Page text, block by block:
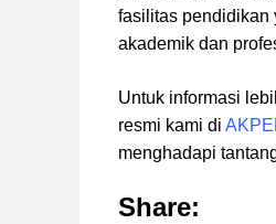
fasilitas pendidikan
akademik dan
Untuk informasi
resmi kami di
menghadapi
Share: